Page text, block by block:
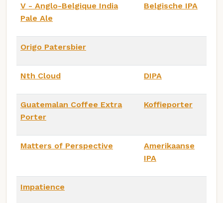
V - Anglo-Belgique India
Pale Ale
Belgische IPA
Origo Patersbier
Nth Cloud DIPA
Guatemalan Coffee Extra
Porter
Koffieporter
Matters of Perspective
Amerikaanse
IPA
Impatience